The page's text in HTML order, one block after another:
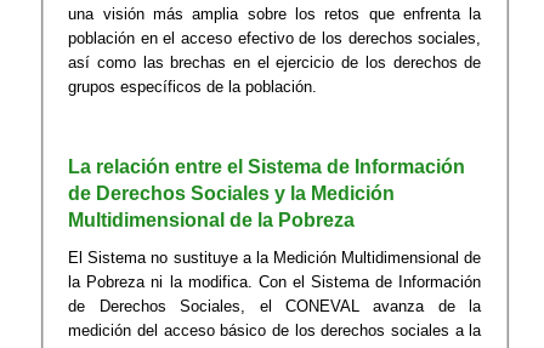
una visión más amplia sobre los retos que enfrenta la
población en el acceso efectivo de los derechos sociales,
así como las brechas en el ejercicio de los derechos de
grupos específicos de la población.
La relación entre el Sistema de Información
de Derechos Sociales y la Medición
Multidimensional de la Pobreza
El Sistema no sustituye a la Medición Multidimensional de
la Pobreza ni la modifica. Con el Sistema de Información
de Derechos Sociales, el CONEVAL avanza de la
medición del acceso básico de los derechos sociales a la